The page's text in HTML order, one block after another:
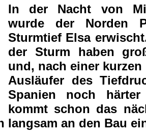
In der Nacht von
wurde der Norden
Sturmtief Elsa
der Sturm haben
und, nach einer
Ausläufer des
Spanien noch
kommt schon das
langsam an den Bau